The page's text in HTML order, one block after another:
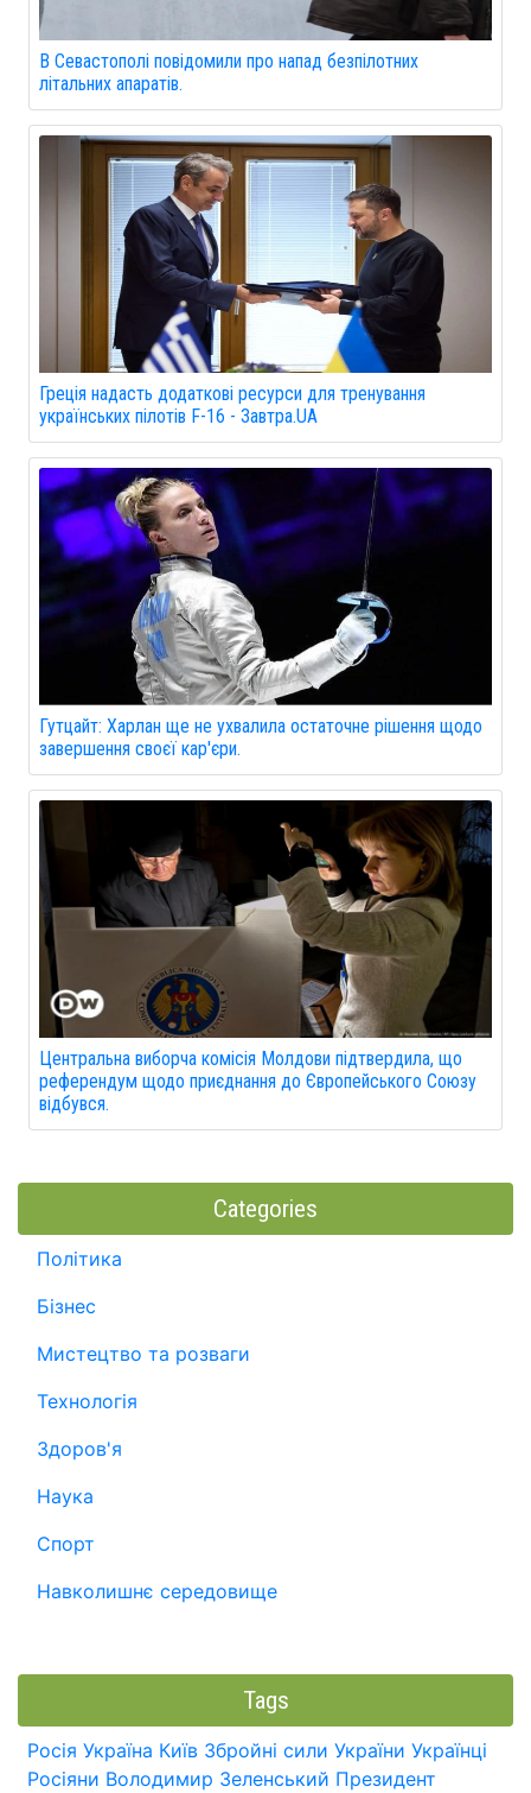
В Севастополі повідомили про напад безпілотних
літальних апаратів.
Греція надасть додаткові ресурси для тренування
українських пілотів F-16 - Завтра.UA
Гутцайт: Харлан ще не ухвалила остаточне рішення щодо
завершення своєї кар'єри.
Центральна виборча комісія Молдови підтвердила, що
референдум щодо приєднання до Європейського Союзу
відбувся.
Categories
Політика
Бізнес
Мистецтво та розваги
Технологія
Здоров'я
Наука
Спорт
Навколишнє середовище
Tags
Росія Україна Київ Збройні сили України Українці
Росіяни Володимир Зеленський Президент